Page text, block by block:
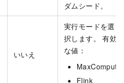
ダムシード。
いいえ
実行モードを選
択します。 有効
な値：
MaxCompute
Flink